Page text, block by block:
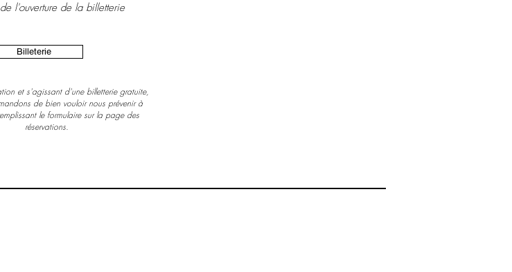
l'ouverture de la billetterie
Billeterie
et s'agissant d'une billetterie gratuite,
de bien vouloir nous prévenir à
le formulaire sur la page des
réservations.